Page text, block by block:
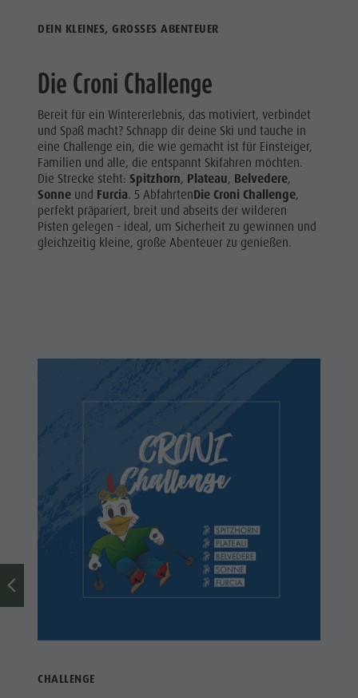
DEIN KLEINES, GROSSES ABENTEUER
Die Croni Challenge
Bereit für ein Wintererlebnis, das motiviert, verbindet
und Spaß macht? Schnapp dir deine Ski und tauche in
eine Challenge ein, die wie gemacht ist für Einsteiger,
Familien und alle, die entspannt Skifahren möchten.
Die Strecke steht:Spitzhorn, Plateau, Belvedere,
Sonne und Furcia. 5 AbfahrtenDie Croni Challenge,
perfekt präpariert, breit und abseits der wilderen
Pisten gelegen - ideal, um Sicherheit zu gewinnen und
gleichzeitig kleine, große Abenteuer zu genießen.
CHALLENGE